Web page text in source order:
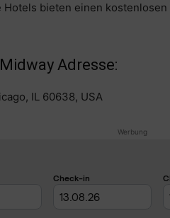
bieten einen
Adresse:
IL 60638, USA
Werbung